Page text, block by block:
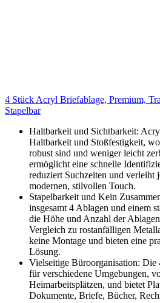
4 Stück Acryl Briefablage, Premium,
Stapelbar
Haltbarkeit und Sichtbarkeit:
Haltbarkeit und Stoßfestigkeit,
robust sind und weniger leicht
ermöglicht eine schnelle
reduziert Suchzeiten und verleiht
modernen, stilvollen Touch.
Stapelbarkeit und Kein
insgesamt 4 Ablagen und einem
die Höhe und Anzahl der
Vergleich zu rostanfälligen
keine Montage und bieten eine
Lösung.
Vielseitige Büroorganisation: Die
für verschiedene Umgebungen,
Heimarbeitsplätzen, und bietet
Dokumente, Briefe, Bücher,